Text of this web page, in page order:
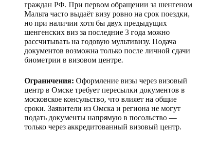
граждан РФ. При первом обращении за шенгеном
Мальта часто выдаёт визу ровно на срок поездки,
но при наличии хотя бы двух предыдущих
шенгенских виз за последние 3 года можно
рассчитывать на годовую мультивизу. Подача
документов возможна только после личной сдачи
биометрии в визовом центре.
Ограничения: Оформление визы через визовый
центр в Омске требует пересылки документов в
московское консульство, что влияет на общие
сроки. Заявители из Омска и региона не могут
подать документы напрямую в посольство —
только через аккредитованный визовый центр.